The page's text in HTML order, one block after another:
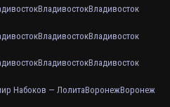
ВладивостокВладивосток
ВладивостокВладивосток
ВладивостокВладивосток
Набоков — ЛолитаВоронежВоронеж